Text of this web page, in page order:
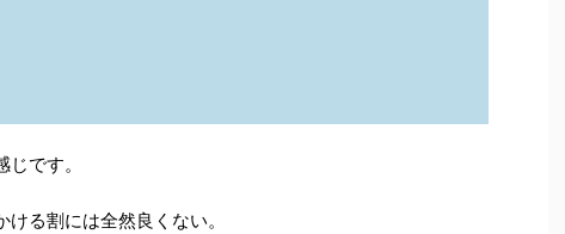
です。
る割には全然良くない。